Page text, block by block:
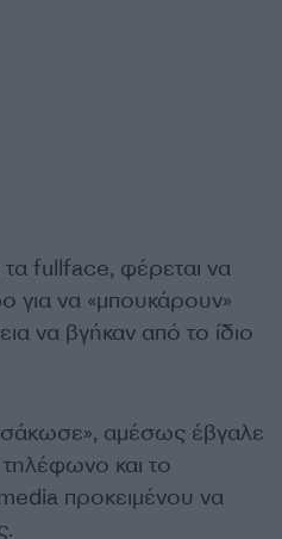
τα fullface, φέρεται να
για να «μπουκάρουν»
να βγήκαν από το ίδιο
αμέσως έβγαλε
τηλέφωνο και το
προκειμένου να